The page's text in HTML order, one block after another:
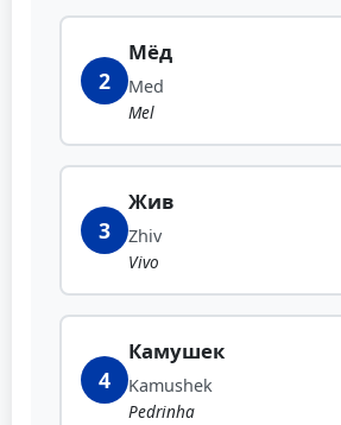
2
Мёд
Med
Mel
3
Жив
Zhiv
Vivo
4
Камушек
Kamushek
Pedrinha